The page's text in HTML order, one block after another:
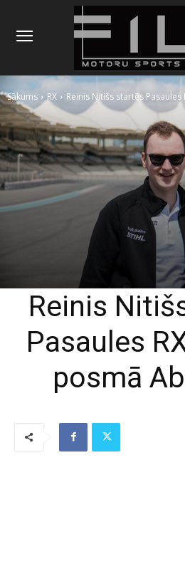
Sākums RX Reinis Nitišs startēs
Reinis
Pasaules
posmā